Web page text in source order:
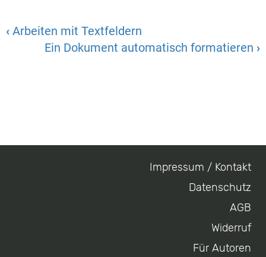
‹ Arbeiten mit Textfeldern
Ein Dokument automatisch formatieren ›
Impressum / Kontakt
Datenschutz
AGB
Widerruf
Für Autoren